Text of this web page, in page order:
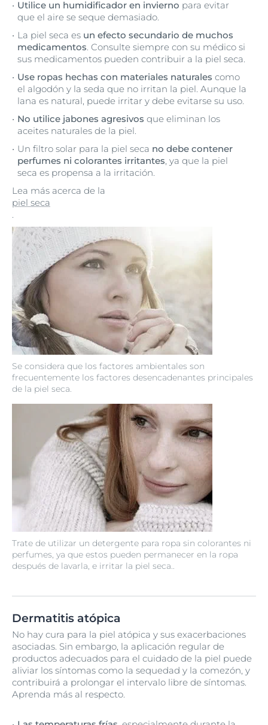
Se considera que los factores ambientales son
frecuentemente los factores desencadenantes principales
de la piel seca.
Trate de utilizar un detergente para ropa sin colorantes ni
perfumes, ya que estos pueden permanecer en la ropa
después de lavarla, e irritar la piel seca..
Utilice un humidificador en invierno para evitar
que el aire se seque demasiado.
La piel seca es un efecto secundario de muchos
medicamentos. Consulte siempre con su médico si
sus medicamentos pueden contribuir a la piel seca.
Use ropas hechas con materiales naturales como
el algodón y la seda que no irritan la piel. Aunque la
lana es natural, puede irritar y debe evitarse su uso.
No utilice jabones agresivos que eliminan los
aceites naturales de la piel.
Un filtro solar para la piel seca no debe contener
perfumes ni colorantes irritantes, ya que la piel
seca es propensa a la irritación.
Lea más acerca de la
piel seca
.
Dermatitis atópica
No hay cura para la piel atópica y sus exacerbaciones
asociadas. Sin embargo, la aplicación regular de
productos adecuados para el cuidado de la piel puede
aliviar los síntomas como la sequedad y la comezón, y
contribuirá a prolongar el intervalo libre de síntomas.
Aprenda más al respecto.